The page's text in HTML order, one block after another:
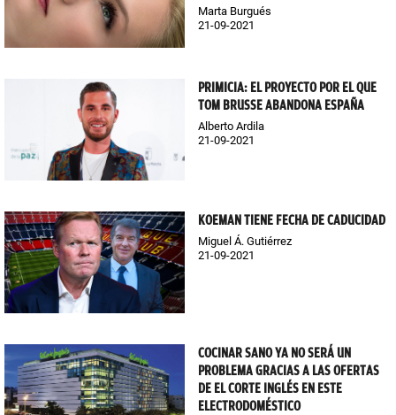
Marta Burgués
21-09-2021
PRIMICIA: EL PROYECTO POR EL QUE
TOM BRUSSE ABANDONA ESPAÑA
Alberto Ardila
21-09-2021
KOEMAN TIENE FECHA DE CADUCIDAD
Miguel Á. Gutiérrez
21-09-2021
COCINAR SANO YA NO SERÁ UN
PROBLEMA GRACIAS A LAS OFERTAS
DE EL CORTE INGLÉS EN ESTE
ELECTRODOMÉSTICO